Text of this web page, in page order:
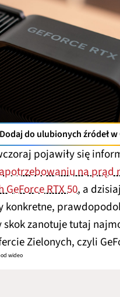
Dodaj do ulubionych źródeł w
pojawiły się
na prąd
RTX 50, a
konkretne,
skok zanotuje tutaj
Zielonych, czyli
wideo